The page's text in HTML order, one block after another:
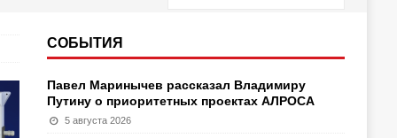
СОБЫТИЯ
Павел Маринычев рассказал Владимиру
Путину о приоритетных проектах АЛРОСА
5 августа 2026